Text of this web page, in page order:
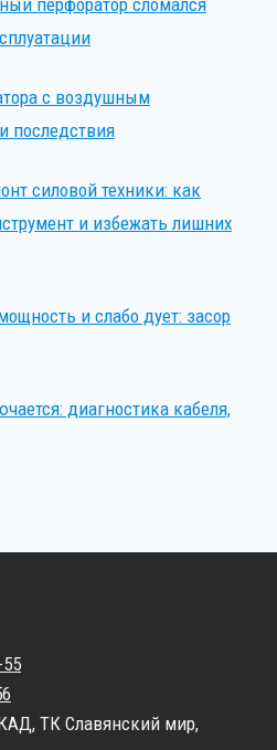
перфоратор сломался
с воздушным
последствия
силовой техники: как
и избежать лишних
и слабо дует: засор
диагностика кабеля,
ТК Славянский мир,